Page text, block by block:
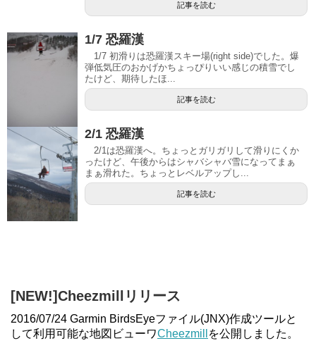
記事を読む
1/7 恐羅漢
1/7 初滑りは恐羅漢スキー場(right side)でした。爆
弾低気圧のおかげかちょっぴりいい感じの積雪でし
たけど、期待したほ...
記事を読む
2/1 恐羅漢
2/1は恐羅漢へ。ちょっとガリガリして滑りにくか
ったけど、午後からはシャバシャバ雪になってまぁ
まぁ滑れた。ちょっとレベルアップし...
記事を読む
[NEW!]Cheezmillリリース
2016/07/24 Garmin BirdsEyeファイル(JNX)作成ツールと
して利用可能な地図ビューワCheezmill を公開しました。